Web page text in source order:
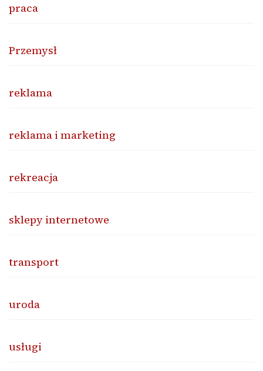
praca
Przemysł
reklama
reklama i marketing
rekreacja
sklepy internetowe
transport
uroda
usługi